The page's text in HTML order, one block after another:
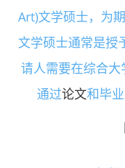
Art)文学硕士，为
文学硕士通常是授
请人需要在综合
通过论文和毕